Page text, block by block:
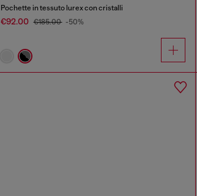
Pochette in tessuto lurex con cristalli
€92.00 €185.00 -50%